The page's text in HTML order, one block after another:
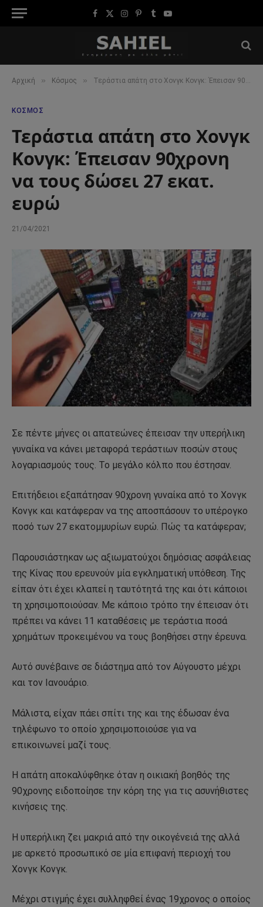
Facebook
X
Instagram
Pinterest
TumblrYouTube
Αρχική » Κόσμος » Τεράστια απάτη στο Χονγκ Κονγκ: Έπεισαν 90χρονη να τους δώσει 27 εκατ. ευρώ
ΚΌΣΜΟΣ
Τεράστια απάτη στο Χονγκ
Κονγκ: Έπεισαν 90χρονη
να τους δώσει 27 εκατ.
ευρώ
21/04/2021
Σε πέντε μήνες οι απατεώνες έπεισαν την υπερήλικη
γυναίκα να κάνει μεταφορά τεράστιων ποσών στους
λογαριασμούς τους. Το μεγάλο κόλπο που έστησαν.
Επιτήδειοι εξαπάτησαν 90χρονη γυναίκα από το Χονγκ
Κονγκ και κατάφεραν να της αποσπάσουν το υπέρογκο
ποσό των 27 εκατομμυρίων ευρώ. Πώς τα κατάφεραν;
Παρουσιάστηκαν ως αξιωματούχοι δημόσιας ασφάλειας
της Κίνας που ερευνούν μία εγκληματική υπόθεση. Της
είπαν ότι έχει κλαπεί η ταυτότητά της και ότι κάποιοι
τη χρησιμοποιούσαν. Με κάποιο τρόπο την έπεισαν ότι
πρέπει να κάνει 11 καταθέσεις με τεράστια ποσά
χρημάτων προκειμένου να τους βοηθήσει στην έρευνα.
Αυτό συνέβαινε σε διάστημα από τον Αύγουστο μέχρι
και τον Ιανουάριο.
Μάλιστα, είχαν πάει σπίτι της και της έδωσαν ένα
τηλέφωνο το οποίο χρησιμοποιούσε για να
επικοινωνεί μαζί τους.
Η απάτη αποκαλύφθηκε όταν η οικιακή βοηθός της
90χρονης ειδοποίησε την κόρη της για τις ασυνήθιστες
κινήσεις της.
Η υπερήλικη ζει μακριά από την οικογένειά της αλλά
με αρκετό προσωπικό σε μία επιφανή περιοχή του
Χονγκ Κονγκ.
Μέχρι στιγμής έχει συλληφθεί ένας 19χρονος ο οποίος